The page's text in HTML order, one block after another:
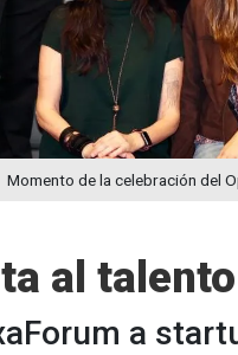
Momento de la celebración del
al
a